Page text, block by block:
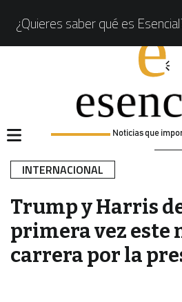
¿Quieres saber qué es
Noticias que
INTERNACIONAL
Trump y Harris
primera vez este
carrera por la